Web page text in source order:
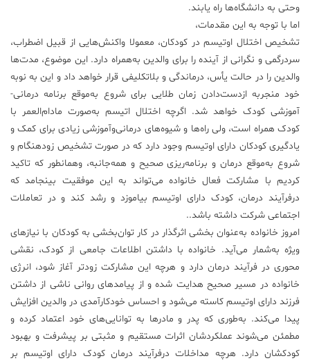
وحتی به دانشگاه‌ها راه یابند.
اما با توجه به این مقدمات،
تشخیص اختلال اوتیسم در کودکان، معمولا واکنش‌هایی از قبیل اضطراب،
سردرگمی و نگرانی از آینده را برای والدین به‌همراه دارد. این موضوع، مدت‌ها
والدین را در حالت یأس، درماندگی و بلاتکلیفی قرار خواهد داد و این به نوبه
خود منجر‌به از‌دست‌دادن زمان طلایی برای شروع به‌موقع برنامه درمانی-
آموزشی کودک خواهد شد. اگرچه اختلال اتیسم به‌صورت مادام‌العمر با
کودک همراه است، ولی راه‌ها و شیوه‌های درمانی‌و‌آموزشی زیادی برای کمک و
یادگیری کودکان دارای اوتیسم وجود دارد که در صورت تشخیص زودهنگام و
شروع به‌موقع درمان و برنامه‌ریزی صحیح و همه‌جانبه، وهمانطور که تاکید
کردیم با مشارکت فعال خانواده می‌تواند به این موفقیت بینجامد که
درفرآیند درمان، کودک دارای اوتیسم بیاموزد و رشد کند و در تعاملات
اجتماعی شرکت داشته باشد..
امروز خانواده به‌عنوان بخشی اثرگذار در کار توان‌بخشی به کودکان با نیازهای
ویژه به‌شمار می‌آید. خانواده با داشتن اطلاعات جامعی از کودک، نقشی
محوری در فرآیند درمان دارد و هرچه این مشارکت زود‌تر آغاز شود، انرژی
خانواده در مسیر صحیح هدایت شده و از پیامدهای روانی ناشی از داشتن
فرزند دارای اوتیسم کاسته می‌شود و احساس خودکارآمدی در والدین افزایش
پیدا می‌کند. به‌طوری که پدر و مادر‌ها به توانایی‌های خود اعتماد کرده و
مطمئن می‌شوند عملکردشان اثرات مستقیم و مثبتی بر پیشرفت و بهبود
کودکشان دارد. هرچه مداخلات درفرآیند درمان کودک دارای اوتیسم بر